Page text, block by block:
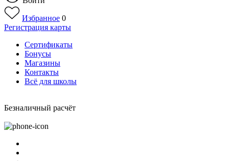
Избранное 0
Регистрация карты
Сертификаты
Бонусы
Магазины
Контакты
Всё для школы
Безналичный расчёт